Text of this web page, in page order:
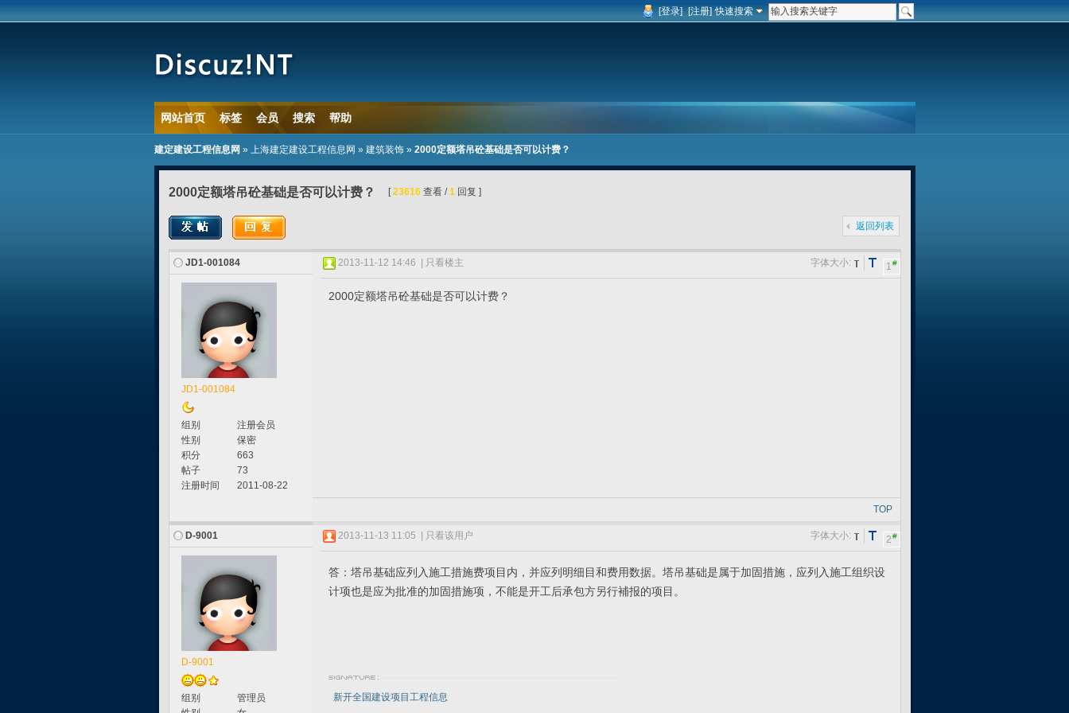
快速搜索
[登录] [注册]
网站首页 标签 会员 搜索 帮助
建定建设工程信息网 » 上海建定建设工程信息网 » 建筑装饰» 2000定额塔吊砼基础是否可以计费？
2000定额塔吊砼基础是否可以计费？ [23616查看 /1回复 ]
返回列表
JD1-001084
JD1-001084
组别
注册会员
性别
保密
积分
663
帖子
73
注册时间
2011-08-22
2013-11-12 14:46 只看楼主 1#
字体大小:
2000定额塔吊砼基础是否可以计费？
TOP
D-9001
D-9001
组别
管理员
2013-11-13 11:05 只看该用户 2#
字体大小:
答：塔吊基础应列入施工措施费项目内，并应列明细目和费用数据。塔吊基础是属于加固措施，应列入施工组织设
计项也是应为批准的加固措施项，不能是开工后承包方另行補报的项目。
新开全国建设项目工程信息